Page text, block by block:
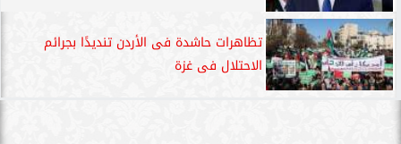
تظاهرات حاشدة فى الأردن تنديدًا بجرائم
الاحتلال فى غزة